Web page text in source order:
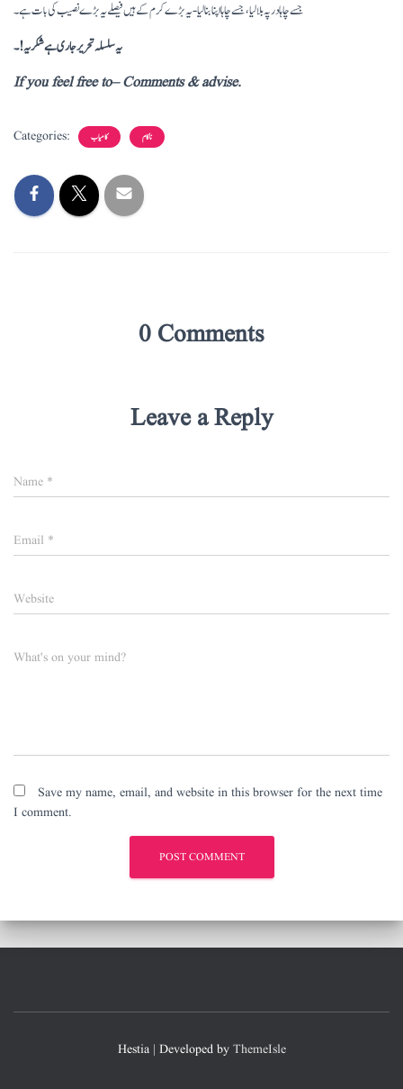
جسے چاہا در پہ بلا لیا ،جسے چاہا اپنا بنا لیا- یہ بڑے کرم کے ہیں فیصلے یہ بڑے نصیب کی بات ہے۔
یہ سلسلہ تحریر جاری ہےشکریہ!۔
If you feel free to– Comments & advise.
Categories: کامیاب ناکام
0 Comments
Leave a Reply
Name *
Email *
Website
What's on your mind?
Save my name, email, and website in this browser for the next time
I comment.
Hestia | Developed by ThemeIsle